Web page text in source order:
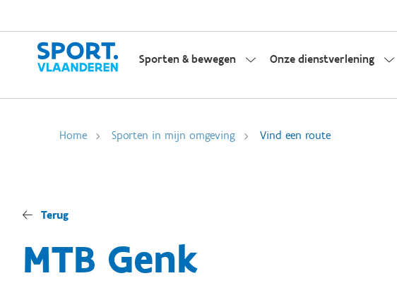
Sporten & bewegen Onze dienstverlening
Home Sporten in mijn omgeving Vind een route
Terug
MTB Genk